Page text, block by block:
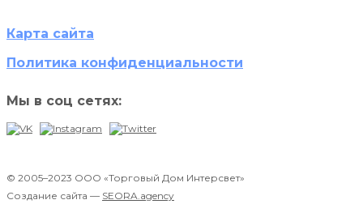
Карта сайта
Политика конфиденциальности
Мы в соц сетях:
© 2005–2023 ООО «Торговый Дом Интерсвет»
Создание сайта — SEORA.agency